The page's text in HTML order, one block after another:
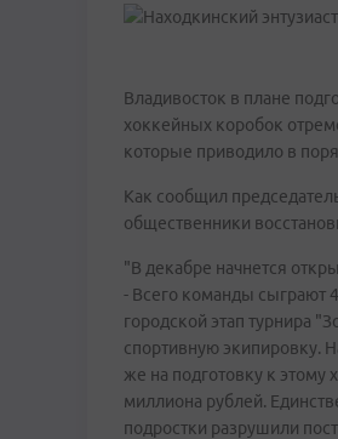
Владивосток в плане
хоккейных коробок
которые приводило в
Как сообщил
общественники
"В декабре начнется
- Всего команды сыграют
городской этап турнира
спортивную экипировку.
же на подготовку к
миллиона рублей.
подростки разрушили